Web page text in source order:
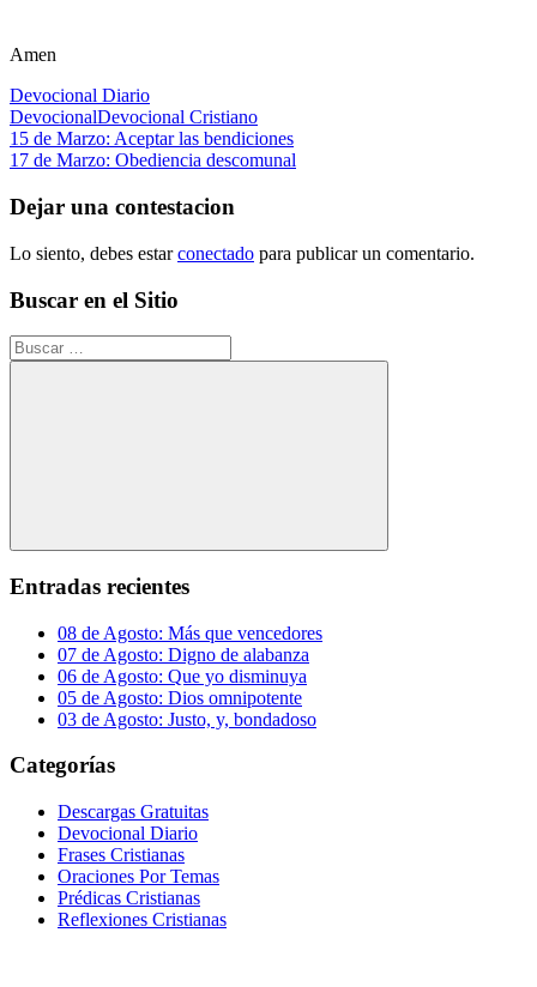
Amen
Devocional Diario
DevocionalDevocional Cristiano
Navegación
de
entradas
Entrada
anterior:
15 de Marzo: Aceptar las bendiciones
Siguiente
17 de Marzo: Obediencia descomunal
Dejar una contestacion
Lo siento, debes estarconectado para publicar un comentario.
Buscar en el Sitio
Buscar:
Buscar
Entradas recientes
08 de Agosto: Más que vencedores
07 de Agosto: Digno de alabanza
06 de Agosto: Que yo disminuya
05 de Agosto: Dios omnipotente
03 de Agosto: Justo, y, bondadoso
Categorías
Descargas Gratuitas
Devocional Diario
Frases Cristianas
Oraciones Por Temas
Prédicas Cristianas
Reflexiones Cristianas